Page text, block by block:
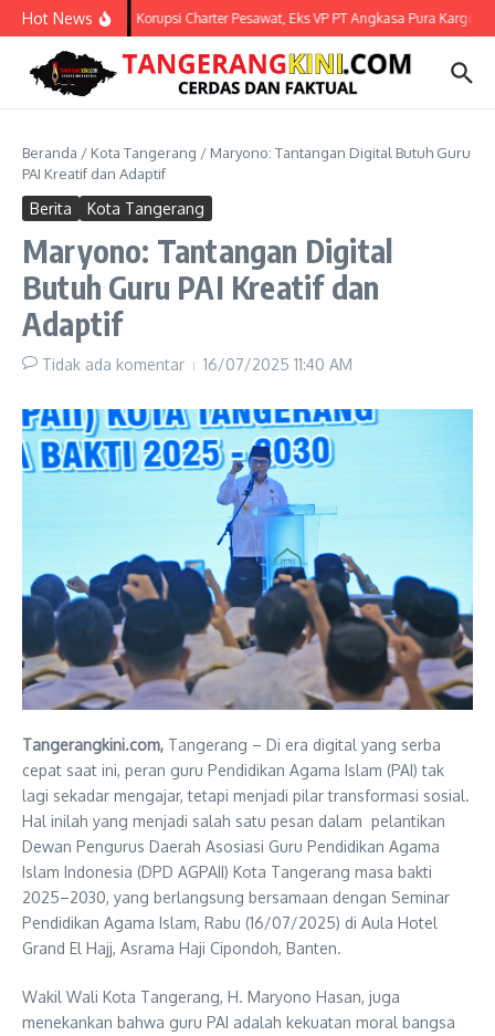
Lewati ke konten
Hot News Korupsi Charter Pesawat, Eks VP PT Angkasa Pura Kargo
Beranda / Kota Tangerang / Maryono: Tantangan Digital Butuh Guru
PAI Kreatif dan Adaptif
Berita Kota Tangerang
Maryono: Tantangan Digital
Butuh Guru PAI Kreatif dan
Adaptif
Tidak ada komentar 16/07/2025 11:40 AM
Tangerangkini.com, Tangerang – Di era digital yang serba
cepat saat ini, peran guru Pendidikan Agama Islam (PAI) tak
lagi sekadar mengajar, tetapi menjadi pilar transformasi sosial.
Hal inilah yang menjadi salah satu pesan dalam pelantikan
Dewan Pengurus Daerah Asosiasi Guru Pendidikan Agama
Islam Indonesia (DPD AGPAII) Kota Tangerang masa bakti
2025–2030, yang berlangsung bersamaan dengan Seminar
Pendidikan Agama Islam, Rabu (16/07/2025) di Aula Hotel
Grand El Hajj, Asrama Haji Cipondoh, Banten.
Wakil Wali Kota Tangerang, H. Maryono Hasan, juga
menekankan bahwa guru PAI adalah kekuatan moral bangsa